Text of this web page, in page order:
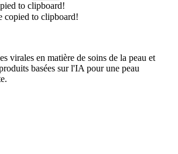
to clipboard!
copied to clipboard!
virales en matière de soins de la peau et
basées sur l'IA pour une peau